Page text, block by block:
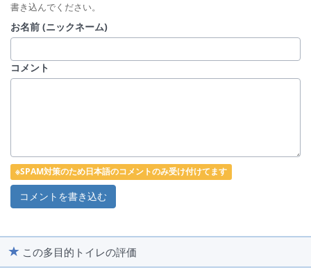
書き込んでください。
お名前 (ニックネーム)
コメント
※SPAM対策のため日本語のコメントのみ受け付けてます
この多目的トイレの評価